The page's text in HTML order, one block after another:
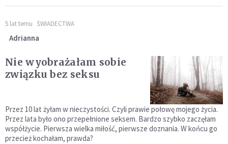
5 lat temu ŚWIADECTWA
Adrianna
Nie wyobrażałam sobie
związku bez seksu
Przez 10 lat żyłam w nieczystości. Czyli prawie połowę mojego życia.
Przez lata było ono przepełnione seksem. Bardzo szybko zaczęłam
współżycie. Pierwsza wielka miłość, pierwsze doznania. W końcu go
przecież kochałam, prawda?